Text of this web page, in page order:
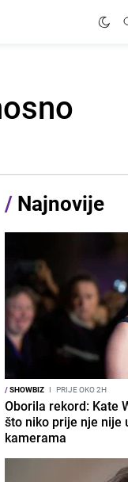
/ Najnovije
/SHOWBIZ I PRIJE OKO 2H
Oborila rekord: Kate
što niko prije nje nije
kamerama